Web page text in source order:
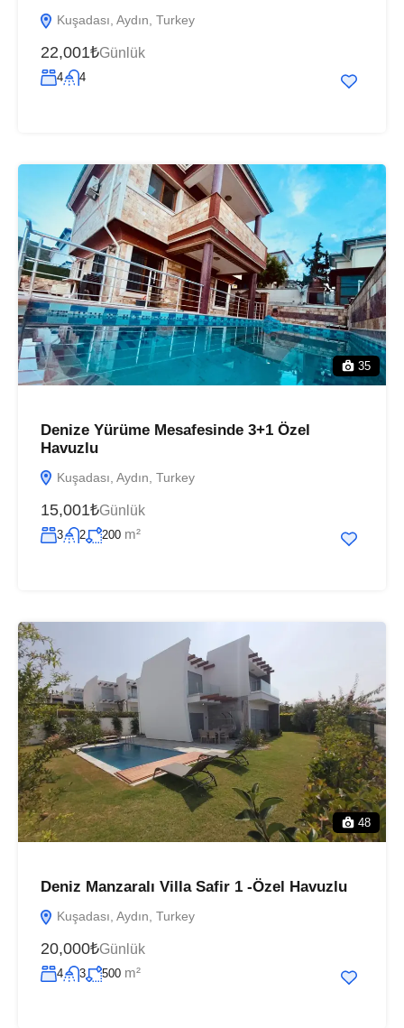
Kuşadası, Aydın, Turkey
22,001₺Günlük
4 4
35
Denize Yürüme Mesafesinde 3+1 Özel
Havuzlu
Kuşadası, Aydın, Turkey
15,001₺Günlük
3 2 200 m²
48
Deniz Manzaralı Villa Safir 1 -Özel Havuzlu
Kuşadası, Aydın, Turkey
20,000₺Günlük
4 3 500 m²